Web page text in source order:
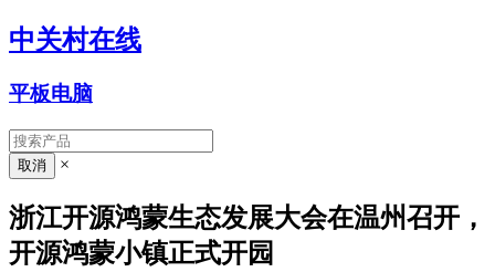
中关村在线
平板电脑
×
浙江开源鸿蒙生态发展大会在温州召开，
开源鸿蒙小镇正式开园